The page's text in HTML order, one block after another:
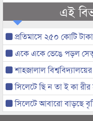
এই
প্রতিমাসে ২৫০ কোটি টাকা
একে একে ভেঙে পড়ল
শাহজালাল
সিলেটে ছি ন তা ই কা রীর
সিলেটে আবারো বাড়ছে